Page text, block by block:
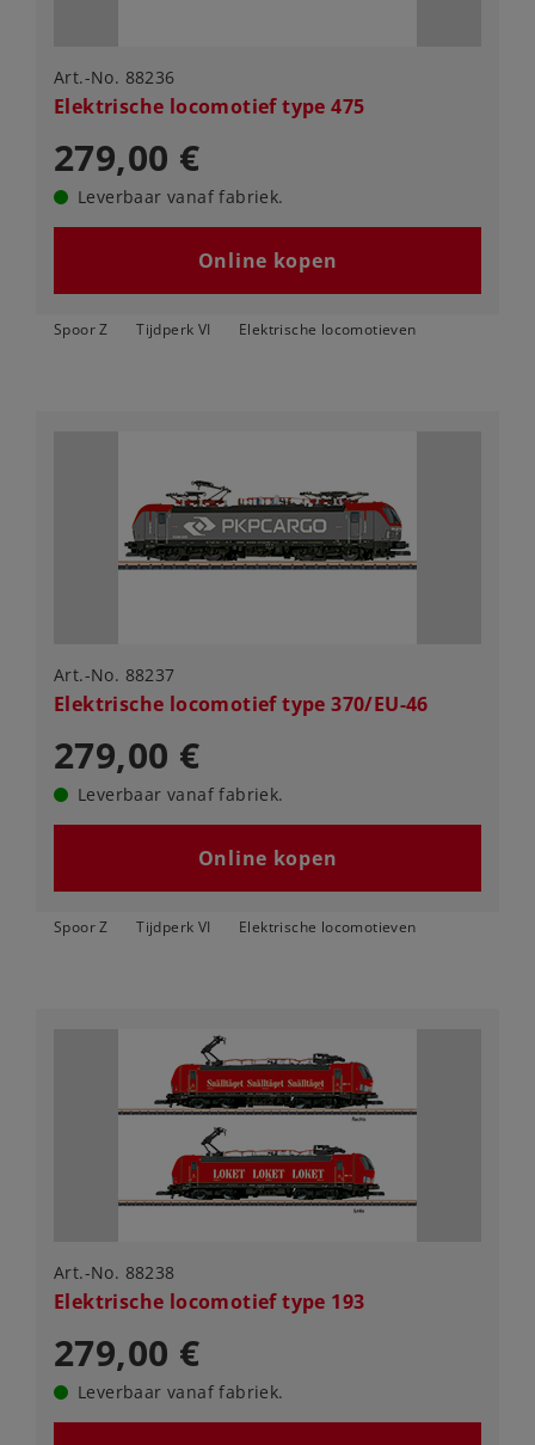
Art.-No. 88236
Elektrische locomotief type 475
279,00 €
Leverbaar vanaf fabriek.
Online kopen
Spoor Z Tijdperk VI Elektrische locomotieven
Art.-No. 88237
Elektrische locomotief type 370/EU-46
279,00 €
Leverbaar vanaf fabriek.
Online kopen
Spoor Z Tijdperk VI Elektrische locomotieven
Art.-No. 88238
Elektrische locomotief type 193
279,00 €
Leverbaar vanaf fabriek.